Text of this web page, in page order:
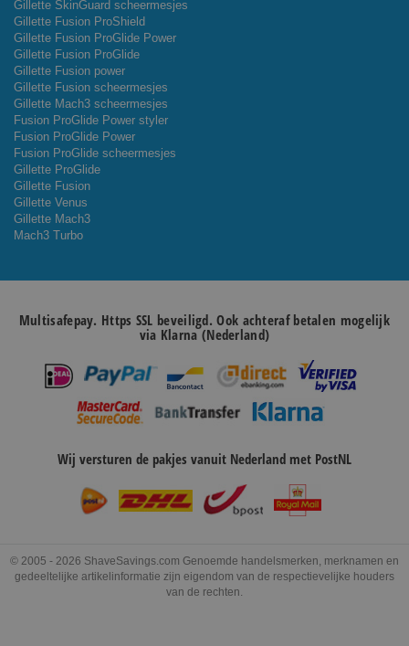
Gillette SkinGuard scheermesjes
Gillette Fusion ProShield
Gillette Fusion ProGlide Power
Gillette Fusion ProGlide
Gillette Fusion power
Gillette Fusion scheermesjes
Gillette Mach3 scheermesjes
Fusion ProGlide Power styler
Fusion ProGlide Power
Fusion ProGlide scheermesjes
Gillette ProGlide
Gillette Fusion
Gillette Venus
Gillette Mach3
Mach3 Turbo
Multisafepay. Https SSL beveiligd. Ook achteraf betalen mogelijk
via Klarna (Nederland)
Wij versturen de pakjes vanuit Nederland met PostNL
© 2005 - 2026 ShaveSavings.com Genoemde handelsmerken, merknamen en
gedeeltelijke artikelinformatie zijn eigendom van de respectievelijke houders
van de rechten.